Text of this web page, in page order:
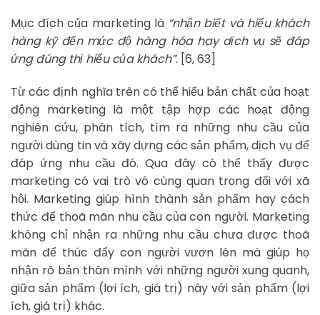
Mục đích của marketing là “nhận biết và hiểu khách
hàng kỹ đến mức độ hàng hóa hay dịch vụ sẽ đáp
ứng đúng thị hiếu của khách”. [6, 63]
Từ các định nghĩa trên có thể hiểu bản chất của hoạt
động marketing là một tập hợp các hoạt động
nghiên cứu, phân tích, tìm ra những nhu cầu của
người dùng tin và xây dựng các sản phẩm, dịch vụ để
đáp ứng nhu cầu đó. Qua đây có thể thấy được
marketing có vai trò vô cùng quan trọng đối với xã
hội. Marketing giúp hình thành sản phẩm hay cách
thức để thoã mãn nhu cầu của con người. Marketing
không chỉ nhận ra những nhu cầu chưa được thoã
mãn để thúc đẩy con người vươn lên mà giúp họ
nhận rõ bản thân mình với những người xung quanh,
giữa sản phẩm (lợi ích, giá trị) này với sản phẩm (lợi
ích, giá trị) khác.